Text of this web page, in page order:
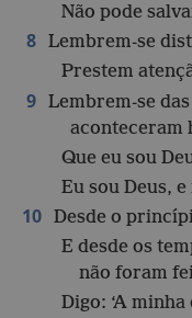
Não pode
8 Lembrem-se
Prestem
9 Lembrem-se
aconteceram
Que eu sou
Eu sou Deus,
10 Desde o
E desde os
não foram
Digo: ‘A minha